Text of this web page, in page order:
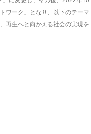
ワーク」となり、以下のテーマ
再生へと向かえる社会の実現を